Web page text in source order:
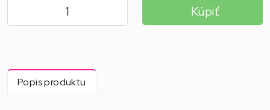
Kúpiť
Popis produktu